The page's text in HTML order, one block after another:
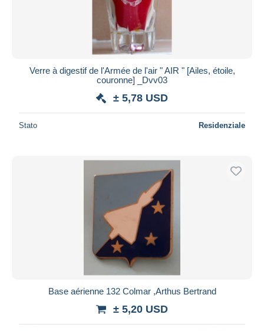
Verre à digestif de l'Armée de l'air " AIR " [Ailes, étoile,
couronne] _Dvv03
± 5,78 USD
Stato Residenziale
Base aérienne 132 Colmar ,Arthus Bertrand
± 5,20 USD